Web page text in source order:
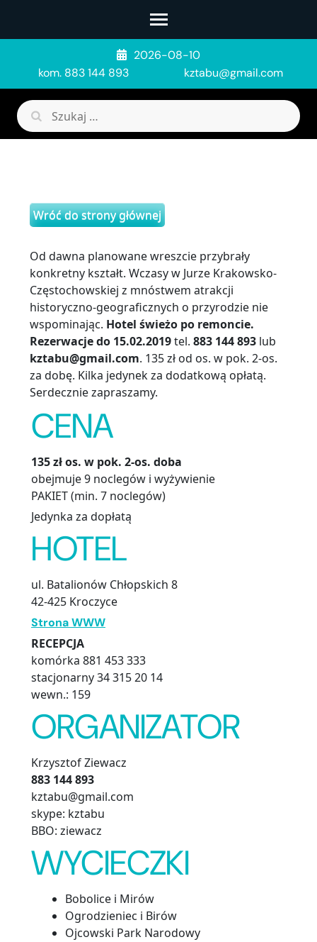
content
2026-08-10
kom. 883 144 893
kztabu@gmail.com
Szukaj:
Wróć do strony głównej
Od dawna planowane wreszcie przybrały
konkretny kształt. Wczasy w Jurze Krakowsko-
Częstochowskiej z mnóstwem atrakcji
historyczno-geograficznych o przyrodzie nie
wspominając. Hotel świeżo po remoncie.
Rezerwacje do 15.02.2019tel. 883 144 893 lub
kztabu@gmail.com. 135 zł od os. w pok. 2-os.
za dobę. Kilka jedynek za dodatkową opłatą.
Serdecznie zapraszamy.
CENA
135 zł os. w pok. 2-os. doba
obejmuje 9 noclegów i wyżywienie
PAKIET (min. 7 noclegów)
Jedynka za dopłatą
HOTEL
ul. Batalionów Chłopskich 8
42-425 Kroczyce
Strona WWW
RECEPCJA
komórka 881 453 333
stacjonarny 34 315 20 14
wewn.: 159
ORGANIZATOR
Krzysztof Ziewacz
883 144 893
kztabu@gmail.com
skype: kztabu
BBO: ziewacz
WYCIECZKI
Bobolice i Mirów
Ogrodzieniec i Birów
Ojcowski Park Narodowy